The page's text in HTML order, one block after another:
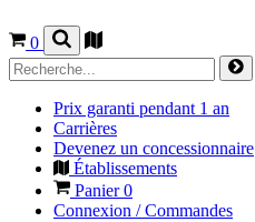
0
Prix garanti pendant 1 an
Carrières
Devenez un concessionnaire
Établissements
Panier0
Connexion / Commandes